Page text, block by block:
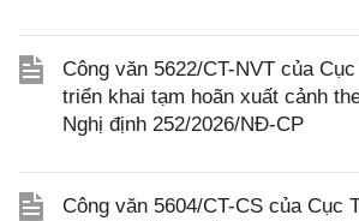
Công văn 5622/CT-NVT của
triển khai tạm hoãn xuất cảnh
Nghị định 252/2026/NĐ-CP
Công văn 5604/CT-CS của Cục